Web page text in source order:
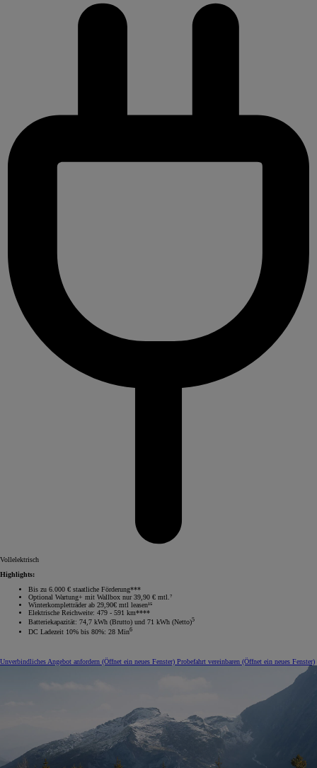
Vollelektrisch
Highlights:
Bis zu 6.000 € staatliche Förderung***
Optional Wartung+ mit Wallbox nur 39,90 € mtl.⁷
Winterkompletträder ab 29,90€ mtl leasen¹⁵
Elektrische Reichweite: 479 - 591 km****
Batteriekapazität: 74,7 kWh (Brutto) und 71 kWh (Netto)5
DC Ladezeit 10% bis 80%: 28 Min6
Unverbindliches Angebot anfordern (Öffnet ein neues Fenster) Probefahrt vereinbaren (Öffnet ein neues Fenster)